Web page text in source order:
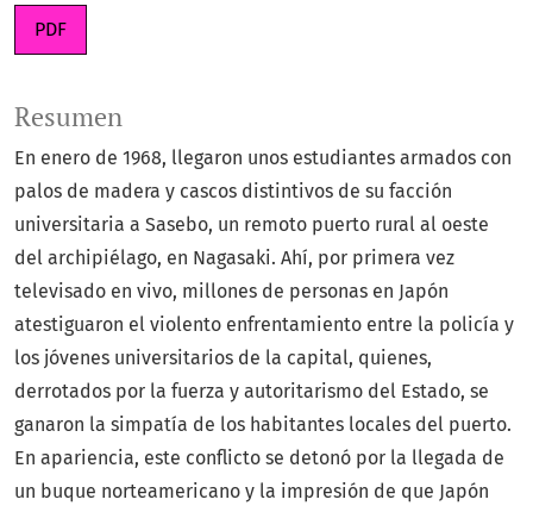
PDF
Resumen
En enero de 1968, llegaron unos estudiantes armados con
palos de madera y cascos distintivos de su facción
universitaria a Sasebo, un remoto puerto rural al oeste
del archipiélago, en Nagasaki. Ahí, por primera vez
televisado en vivo, millones de personas en Japón
atestiguaron el violento enfrentamiento entre la policía y
los jóvenes universitarios de la capital, quienes,
derrotados por la fuerza y autoritarismo del Estado, se
ganaron la simpatía de los habitantes locales del puerto.
En apariencia, este conflicto se detonó por la llegada de
un buque norteamericano y la impresión de que Japón